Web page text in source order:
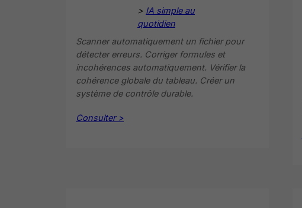
> IA simple au
quotidien
Scanner automatiquement un fichier pour
détecter erreurs. Corriger formules et
incohérences automatiquement. Vérifier la
cohérence globale du tableau. Créer un
système de contrôle durable.
Consulter >